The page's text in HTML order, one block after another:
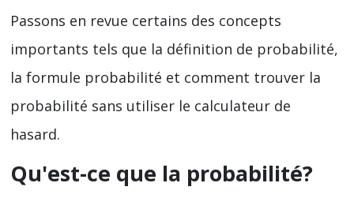
Passons en revue certains des concepts
importants tels que la définition de probabilité,
la formule probabilité et comment trouver la
probabilité sans utiliser le calculateur de
hasard.
Qu'est-ce que la probabilité?